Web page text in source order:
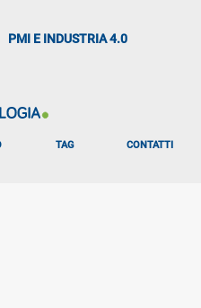
PMI E INDUSTRIA 4.0
TAG CONTATTI